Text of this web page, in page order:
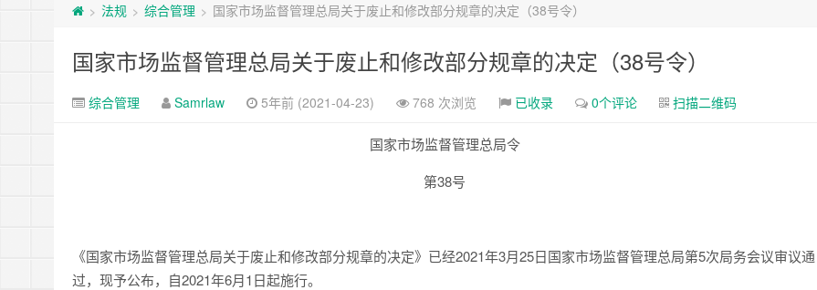
> 法规 > 综合管理 > 国家市场监督管理总局关于废止和修改部分规章的决定（38号令）
国家市场监督管理总局关于废止和修改部分规章的决定（38号令）
综合管理 Samrlaw 5年前 (2021-04-23) 768 次浏览 已收录 0个评论 扫描二维码
国家市场监督管理总局令
第38号
《国家市场监督管理总局关于废止和修改部分规章的决定》已经2021年3月25日国家市场监督管理总局第5次局务会议审议通
过，现予公布，自2021年6月1日起施行。